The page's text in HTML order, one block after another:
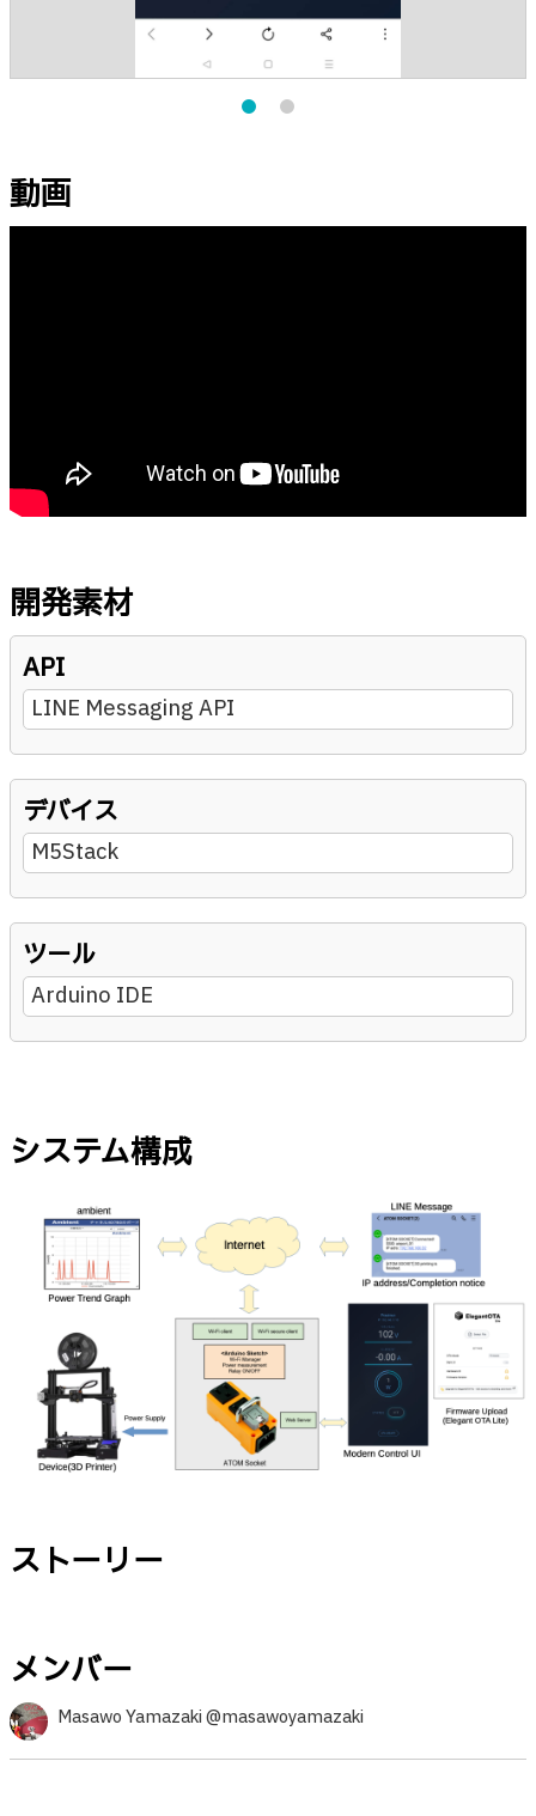
動画
開発素材
API
LINE Messaging API
デバイス
M5Stack
ツール
Arduino IDE
システム構成
ストーリー
メンバー
Masawo Yamazaki @masawoyamazaki